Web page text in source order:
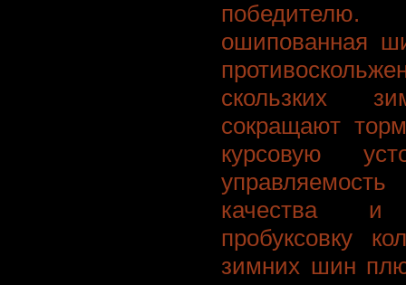
ошипованная
скользких
сокращают
курсовую
качества и
пробуксовку
зимних шин